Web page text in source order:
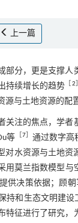
上一篇
部分，更是支撑人
持续增长的趋势
2
与土地资源的配
关注的焦点，学
等
7］ 通过数字高
对水资源与土地资
用莫兰指数模型与
供决策依据；顾朝
持和生态文明建
征进行了研究